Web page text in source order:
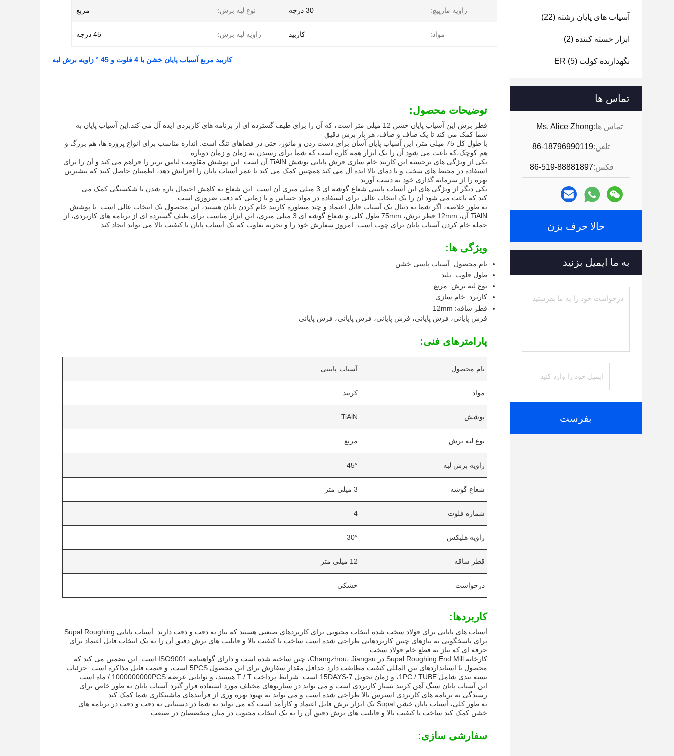
آسیاب های پایان رشته (22)
ابزار خسته کننده (2)
نگهدارنده کولت ER (5)
تماس ها
تماس ها:Ms. Alice Zhong
تلفن:86-18796990119
فکس:86-519-88881897
حالا حرف بزن
به ما ایمیل بزنید
بفرست
زاویه مارپیچ: 30 درجه نوع لبه برش: مربع
مواد: کاربید زاویه لبه برش: 45 درجه
کاربید مربع آسیاب پایان خشن با 4 فلوت و 45 ° زاویه برش لبه
توضیحات محصول:
قطر برش این آسیاب پایان خشن 12 میلی متر است، که آن را برای طیف گسترده ای از برنامه های کاربردی ایده آل می کند.این آسیاب پایان به
شما کمک می کند تا یک صاف و صاف، هر بار برش دقیق
با طول کل 75 میلی متر، این آسیاب پایان آسان برای دست زدن و مانور، حتی در فضاهای تنگ است. اندازه مناسب برای انواع پروژه ها، هم بزرگ و
هم کوچک،که باعث می شود آن را یک ابزار همه کاره است که شما برای رسیدن به زمان و زمان دوباره.
یکی از ویژگی های برجسته این کاربید خام سازی فرش پایانی پوشش TiAlN آن است. این پوشش مقاومت لباس برتر را فراهم می کند و آن را برای
استفاده در محیط های سخت و با دمای بالا ایده آل می کند.همچنین کمک می کند تا عمر آسیاب پایان را افزایش دهد، اطمینان حاصل کنید که بیشترین
بهره را از سرمایه گذاری خود به دست آورید.
یکی دیگر از ویژگی های این آسیاب پایینی شعاع گوشه ای 3 میلی متری آن است. این شعاع به کاهش احتمال پاره شدن یا شکستگی کمک می
کند.که باعث می شود آن را یک انتخاب عالی برای استفاده در مواد حساس و یا زمانی که دقت ضروری است.
به طور خلاصه، اگر شما به دنبال یک آسیاب قابل اعتماد و چند منظوره کاربید خام کردن پایان هستید، این محصول یک انتخاب عالی است. با پوشش
TiAlN آن، 12mm قطر برش، 75mm طول کلی،و شعاع گوشه ای 3 میلی متری، این ابزار مناسب برای طیف گسترده ای از برنامه های کاربردی، از
جمله خام کردن آسیاب پایان برای چوب است. امروز سفارش خود را و تجربه تفاوت که یک آسیاب پایان با کیفیت بالا می تواند ایجاد کند.
ویژگی ها:
نام محصول: آسیاب پایینی خشن
طول فلوت: بلند
نوع لبه برش: مربع
کاربرد: خام سازی
قطر ساقه: 12mm
فرش پایانی، فرش پایانی، فرش پایانی، فرش پایانی، فرش پایانی
پارامترهای فنی:
نام محصول آسیاب پایینی
مواد کربید
پوشش TiAlN
نوع لبه برش مربع
زاویه برش لبه 45°
شعاع گوشه 3 میلی متر
شماره فلوت 4
زاویه هلیکس 30°
قطر ساقه 12 میلی متر
درخواست خشکی
کاربردها:
آسیاب های پایانی برای فولاد سخت شده انتخاب محبوبی برای کاربردهای صنعتی هستند که نیاز به دقت و دقت دارند. آسیاب پایانی Supal Roughing
برای پاسخگویی به نیازهای چنین کاربردهایی طراحی شده است.ساخت با کیفیت بالا و قابلیت های برش دقیق آن را به یک انتخاب قابل اعتماد برای
حرفه ای که نیاز به قطع خام فولاد سخت.
کارخانه Supal Roughing End Mill در Changzhou، Jiangsu، چین ساخته شده است و دارای گواهینامه ISO9001 است. این تضمین می کند که
محصول با استانداردهای بین المللی کیفیت مطابقت دارد.حداقل مقدار سفارش برای این محصول 5PCS است، و قیمت قابل مذاکره است. جزئیات
بسته بندی شامل 1PC / TUBE، و زمان تحویل 7-15DAYS است. شرایط پرداخت T / T هستند، و توانایی عرضه 1000000000PCS / ماه است.
این آسیاب پایان سنگ آهن کربید بسیار کاربردی است و می تواند در سناریوهای مختلف مورد استفاده قرار گیرد.آسیاب پایان به طور خاص برای
رسیدگی به برنامه های کاربردی استرس بالا طراحی شده است و می تواند به بهبود بهره وری از فرآیندهای ماشینکاری شما کمک کند.
به طور کلی، آسیاب پایان خشن Supal یک ابزار برش قابل اعتماد و کارآمد است که می تواند به شما در دستیابی به دقت و دقت در برنامه های
خشن کمک کند.ساخت با کیفیت بالا و قابلیت های برش دقیق آن را به یک انتخاب محبوب در میان متخصصان در صنعت.
سفارشی سازی: